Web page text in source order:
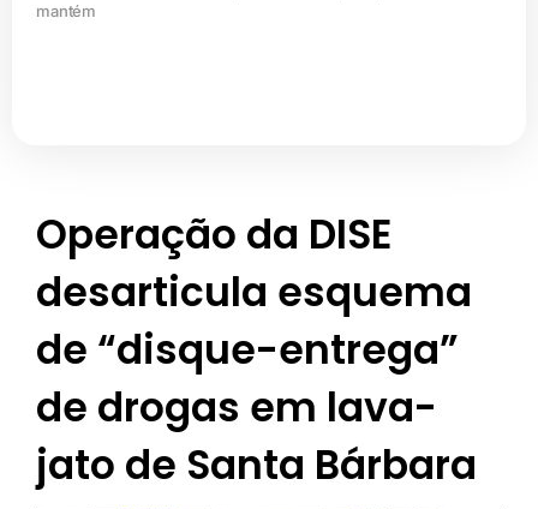
mantém
Operação da DISE
desarticula esquema
de “disque-entrega”
de drogas em lava-
jato de Santa Bárbara